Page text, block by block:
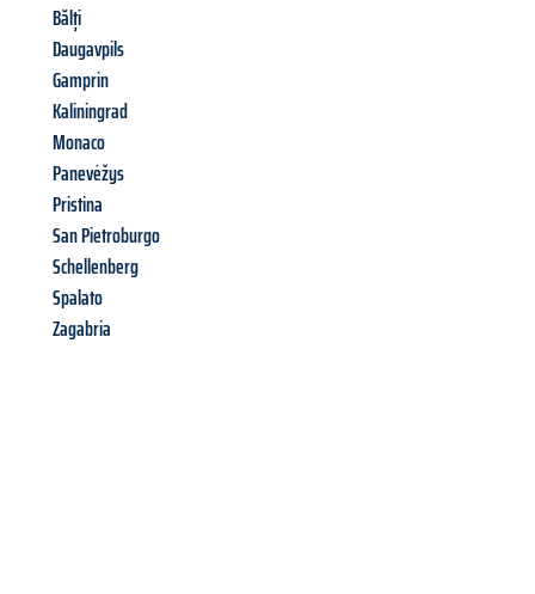
Bălți
Daugavpils
Gamprin
Kaliningrad
Monaco
Panevėžys
Pristina
San Pietroburgo
Schellenberg
Spalato
Zagabria